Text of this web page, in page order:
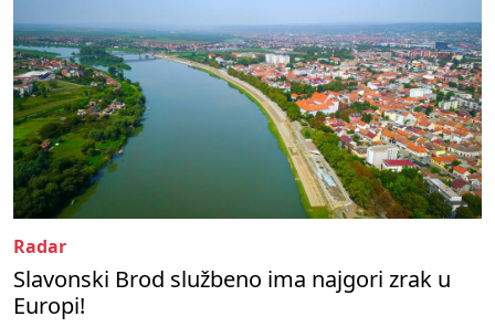
Radar
Slavonski Brod službeno ima najgori zrak u
Europi!